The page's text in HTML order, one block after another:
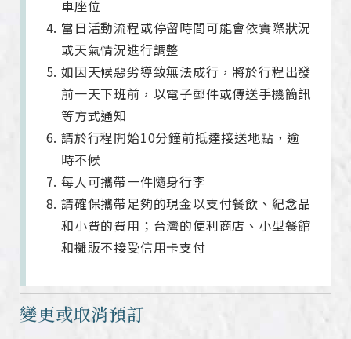
車座位
當日活動流程或停留時間可能會依實際狀況
或天氣情況進行調整
如因天候惡劣導致無法成行，將於行程出發
前一天下班前，以電子郵件或傳送手機簡訊
等方式通知
請於行程開始10分鐘前抵達接送地點，逾
時不候
每人可攜帶一件隨身行李
請確保攜帶足夠的現金以支付餐飲、紀念品
和小費的費用；台灣的便利商店、小型餐館
和攤販不接受信用卡支付
變更或取消預訂